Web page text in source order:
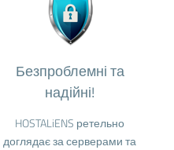
Безпроблемні та
надійні!
HOSTALiENS ретельно
доглядає за серверами та